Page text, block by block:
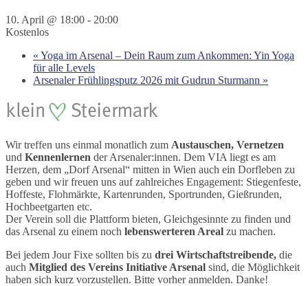
10. April @ 18:00 - 20:00
Kostenlos
« Yoga im Arsenal – Dein Raum zum Ankommen: Yin Yoga
für alle Levels
Arsenaler Frühlingsputz 2026 mit Gudrun Sturmann »
Wir treffen uns einmal monatlich zum Austauschen, Vernetzen
und Kennenlernen der Arsenaler:innen. Dem VIA liegt es am
Herzen, dem „Dorf Arsenal“ mitten in Wien auch ein Dorfleben zu
geben und wir freuen uns auf zahlreiches Engagement: Stiegenfeste,
Hoffeste, Flohmärkte, Kartenrunden, Sportrunden, Gießrunden,
Hochbeetgarten etc.
Der Verein soll die Plattform bieten, Gleichgesinnte zu finden und
das Arsenal zu einem noch lebenswerteren Areal zu machen.
Bei jedem Jour Fixe sollten bis zu drei Wirtschaftstreibende, die
auch Mitglied des Vereins Initiative Arsenal sind, die Möglichkeit
haben sich kurz vorzustellen. Bitte vorher anmelden. Danke!